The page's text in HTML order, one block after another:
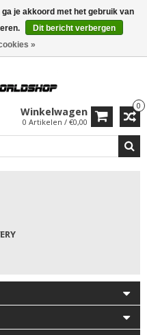
+ cadeau vanaf €169 →
0
Winkelwagen
0 Artikelen / €0,00
je akkoord met het gebruik van
Dit bericht verbergen
»